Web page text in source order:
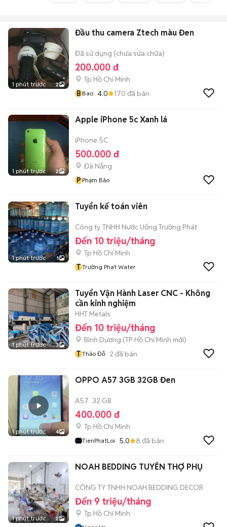
1 phút trước 2
Đầu thu camera Ztech màu Đen
Đã sử dụng (chưa sửa chữa)
200.000 đ
Tp Hồ Chí Minh
BBao 4.0 170 đã bán
1 phút trước 2
Apple iPhone 5c Xanh lá
iPhone 5C
500.000 đ
Đà Nẵng
P Phạm Bảo
1 phút trước 1
Tuyển kế toán viên
Công ty TNHH Nước Uống Trường Phát
Đến 10 triệu/tháng
Tp Hồ Chí Minh
T Trường Phat Water
1 phút trước 3
Tuyển Vận Hành Laser CNC - Không
cần kinh nghiệm
HHT Metals
Đến 10 triệu/tháng
Bình Dương (TP Hồ Chí Minh mới)
T Thảo Đỗ 2 đã bán
1 phút trước 4
OPPO A57 3GB 32GB Đen
A57 32 GB
400.000 đ
Tp Hồ Chí Minh
TienPhatLoi 5.0 8 đã bán
1 phút trước 2
NOAH BEDDING TUYỂN THỢ PHỤ
CÔNG TY TNHH NOAH BEDDING DECOR
Đến 9 triệu/tháng
Tp Hồ Chí Minh